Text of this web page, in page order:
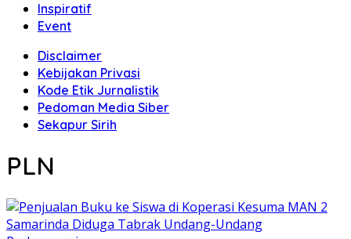
Inspiratif
Event
Disclaimer
Kebijakan Privasi
Kode Etik Jurnalistik
Pedoman Media Siber
Sekapur Sirih
PLN